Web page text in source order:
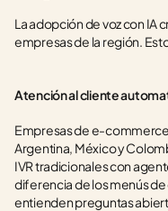
La adopción de voz con IA
empresas de la región.
Atención al cliente
Empresas de e-
Argentina, México y
IVR tradicionales con
diferencia de los menús
entienden preguntas